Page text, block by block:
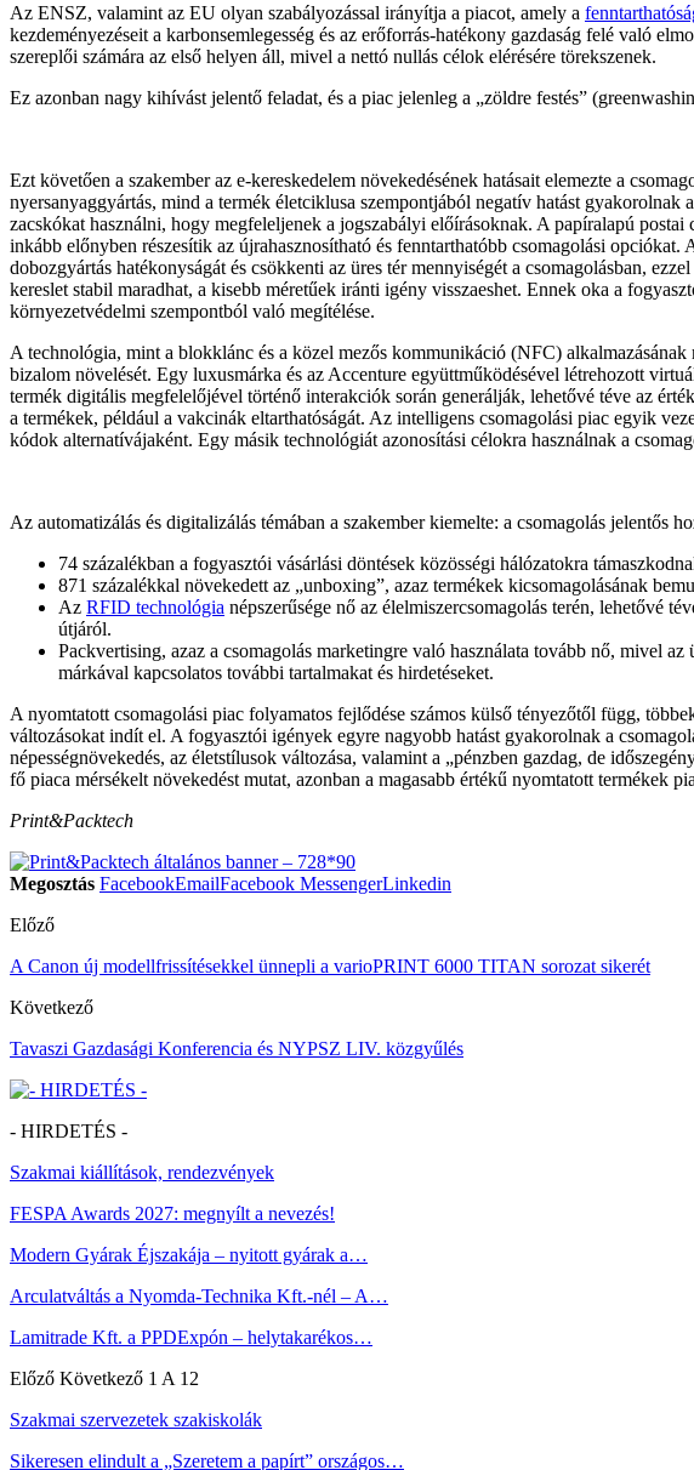
Az ENSZ, valamint az EU olyan szabályozással irányítja a piacot, amely a
kezdeményezéseit a karbonsemlegesség és az erőforrás-hatékony gazdaság felé való
szereplői számára az első helyen áll, mivel a nettó nullás célok elérésére törekszenek.
Ez azonban nagy kihívást jelentő feladat, és a piac jelenleg a „zöldre festés”
Ezt követően a szakember az e-kereskedelem növekedésének hatásait elemezte a
nyersanyaggyártás, mind a termék életciklusa szempontjából negatív hatást
zacskókat használni, hogy megfeleljenek a jogszabályi előírásoknak. A papíralapú
inkább előnyben részesítik az újrahasznosítható és fenntarthatóbb csomagolási
dobozgyártás hatékonyságát és csökkenti az üres tér mennyiségét a csomagolásban,
kereslet stabil maradhat, a kisebb méretűek iránti igény visszaeshet. Ennek oka a
környezetvédelmi szempontból való megítélése.
A technológia, mint a blokklánc és a közel mezős kommunikáció (NFC)
bizalom növelését​​. Egy luxusmárka és az Accenture együttműködésével létrehozott
termék digitális megfelelőjével történő interakciók során generálják, lehetővé téve az
a termékek, például a vakcinák eltarthatóságát. Az intelligens csomagolási piac egyik
kódok alternatívájaként. Egy másik technológiát azonosítási célokra használnak a
Az automatizálás és digitalizálás témában a szakember kiemelte: a csomagolás jelentős
74 százalékban a fogyasztói vásárlási döntések közösségi hálózatokra
871 százalékkal növekedett az „unboxing”, azaz termékek kicsomagolásának
Az RFID technológia népszerűsége nő az élelmiszercsomagolás terén, lehetővé
útjáról.
Packvertising, azaz a csomagolás marketingre való használata tovább nő, mivel
márkával kapcsolatos további tartalmakat és hirdetéseket.
A nyomtatott csomagolási piac folyamatos fejlődése számos külső tényezőtől függ,
változásokat indít el. A fogyasztói igények egyre nagyobb hatást gyakorolnak a
népességnövekedés, az életstílusok változása, valamint a „pénzben gazdag, de
fő piaca mérsékelt növekedést mutat, azonban a magasabb értékű nyomtatott termékek
Print&Packtech
Megosztás FacebookEmailFacebook MessengerLinkedin
Előző
A Canon új modellfrissítésekkel ünnepli a varioPRINT 6000 TITAN sorozat sikerét
Következő
Tavaszi Gazdasági Konferencia és NYPSZ LIV. közgyűlés
- HIRDETÉS -
Szakmai kiállítások, rendezvények
FESPA Awards 2027: megnyílt a nevezés!
Modern Gyárak Éjszakája – nyitott gyárak a…
Arculatváltás a Nyomda-Technika Kft.-nél – A…
Lamitrade Kft. a PPDExpón – helytakarékos…
Előző Következő 1 A 12
Szakmai szervezetek szakiskolák
Sikeresen elindult a „Szeretem a papírt” országos…